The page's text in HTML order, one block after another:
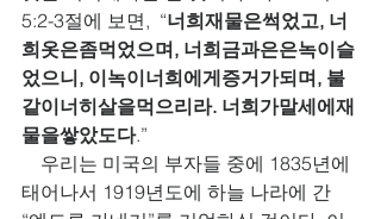
5:2-3절에 보면,  “너희재물은썩었고, 너
희옷은좀먹었으며, 너희금과은은녹이슬
었으니, 이녹이너희에게증거가되며, 불
같이너히살을먹으리라. 너희가말세에재
물을쌓았도다.”
우리는 미국의 부자들 중에 1835년에
태어나서 1919년도에 하늘 나라에 간